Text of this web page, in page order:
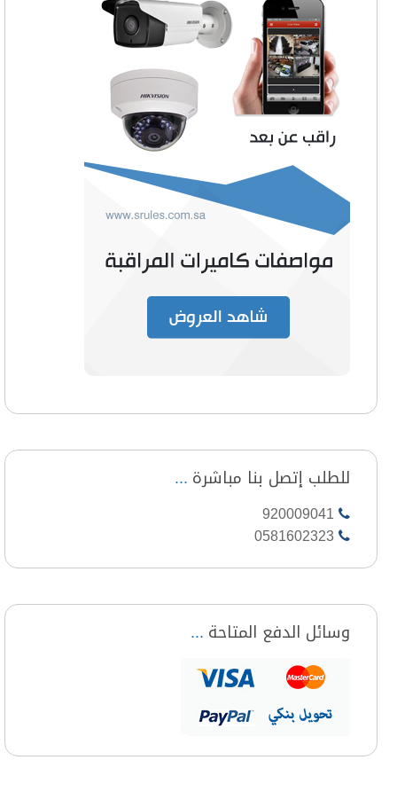
للطلب إتصل بنا مباشرة
920009041
0581602323
وسائل الدفع المتاحة